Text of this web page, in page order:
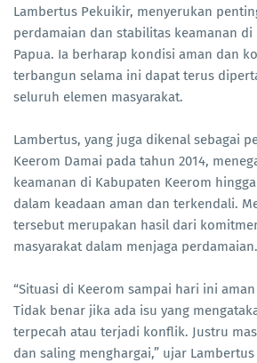
Lambertus Pekuikir, menyerukan
perdamaian dan stabilitas keamanan di
Papua. Ia berharap kondisi aman dan
terbangun selama ini dapat terus
seluruh elemen masyarakat.
Lambertus, yang juga dikenal sebagai
Keerom Damai pada tahun 2014,
keamanan di Kabupaten Keerom
dalam keadaan aman dan terkendali.
tersebut merupakan hasil dari
masyarakat dalam menjaga perdamaian.
“Situasi di Keerom sampai hari ini
Tidak benar jika ada isu yang
terpecah atau terjadi konflik. Justru
dan saling menghargai,” ujar Lambertus